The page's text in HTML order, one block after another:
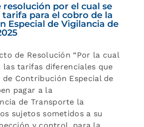
por el cual se
tarifa para el cobro de la
Especial de Vigilancia de
de Resolución “Por la cual
las tarifas diferenciales que
Contribución Especial de
pagar a la
de Transporte la
sujetos sometidos a su